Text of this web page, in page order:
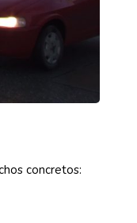
concretos: